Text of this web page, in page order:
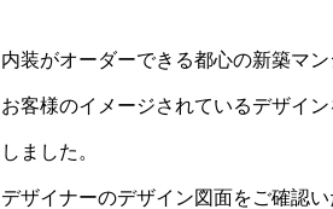
内装がオーダーできる都心の新築マ
お客様のイメージされているデザイ
しました。
デザイナーのデザイン図面をご確認